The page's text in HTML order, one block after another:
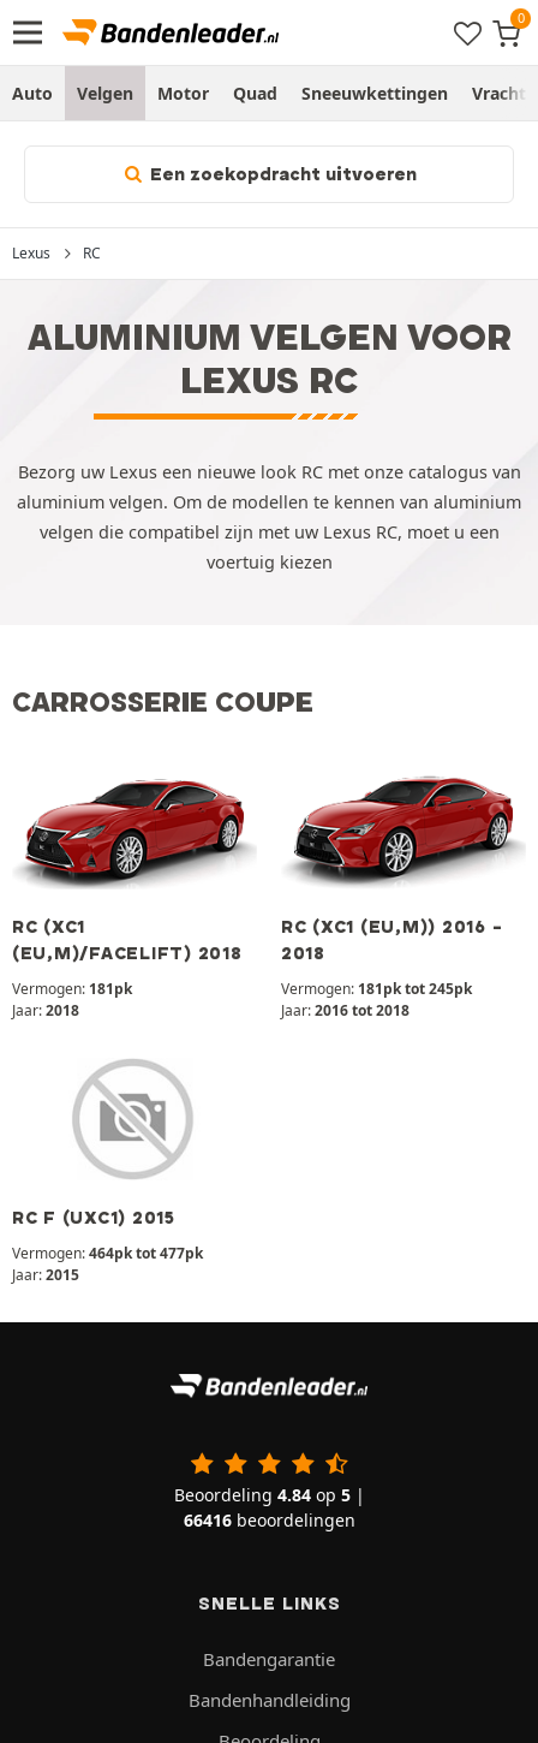
Auto Velgen Motor Quad Sneeuwkettingen
Een zoekopdracht uitvoeren
Lexus RC
ALUMINIUM VELGEN VOOR
LEXUS RC
Bezorg uw Lexus een nieuwe look RC met onze catalogus van
aluminium velgen. Om de modellen te kennen van aluminium
velgen die compatibel zijn met uw Lexus RC, moet u een
voertuig kiezen
CARROSSERIE COUPE
RC (XC1
(EU,M)/FACELIFT) 2018
Vermogen: 181pk
Jaar:2018
RC (XC1 (EU,M)) 2016 -
2018
Vermogen: 181pk tot 245pk
Jaar:2016 tot 2018
RC F (UXC1) 2015
Vermogen:464pk tot 477pk
Jaar:2015
Beoordeling 4.84op 5|
66416beoordelingen
SNELLE LINKS
Bandengarantie
Bandenhandleiding